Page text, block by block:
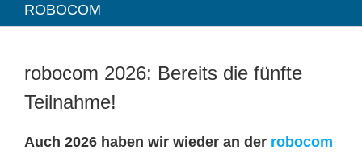
ROBOCOM
robocom 2026: Bereits die fünfte
Teilnahme!
Auch 2026 haben wir wieder an der robocom